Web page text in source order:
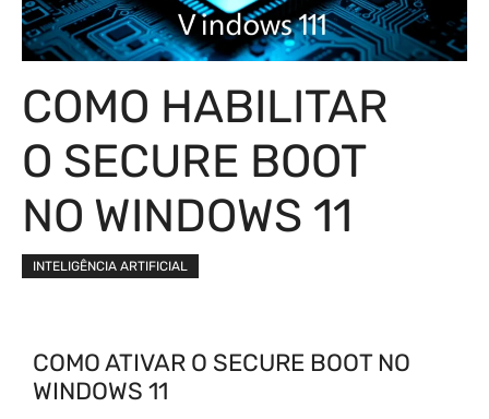
COMO HABILITAR
O SECURE BOOT
NO WINDOWS 11
INTELIGÊNCIA ARTIFICIAL
COMO ATIVAR O SECURE BOOT NO
WINDOWS 11